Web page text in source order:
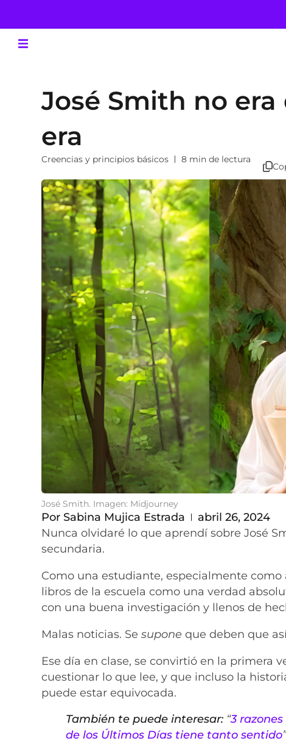
José Smith no
era
Creencias y principios básicos 8 min de lectura
José Smith. Imagen: Midjourney
Por Sabina Mujica Estrada
abril 26, 2024
Nunca olvidaré lo que aprendí sobre José
secundaria.
Como una estudiante, especialmente
libros de la escuela como una verdad
con una buena investigación y llenos de
Malas noticias. Sesupone que deben que
Ese día en clase, se convirtió en la primera
cuestionar lo que lee, y que incluso la
puede estar equivocada.
También te puede interesar: “3
de los Últimos Días tiene tanto sentido